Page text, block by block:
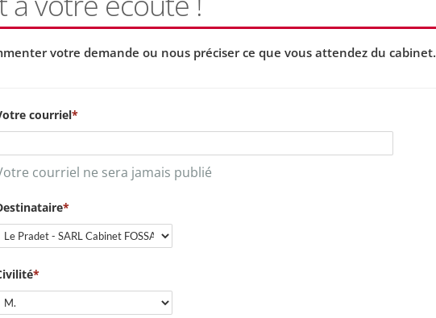
votre demande ou nous préciser ce que vous attendez du cabinet.
courriel
courriel ne sera jamais publié